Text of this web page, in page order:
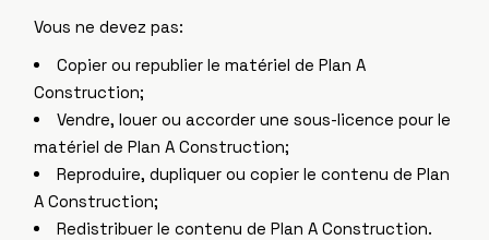
Vous ne devez pas:
Copier ou republier le matériel de Plan A
Construction;
Vendre, louer ou accorder une sous-licence pour le
matériel de Plan A Construction;
Reproduire, dupliquer ou copier le contenu de Plan
A Construction;
Redistribuer le contenu de Plan A Construction.